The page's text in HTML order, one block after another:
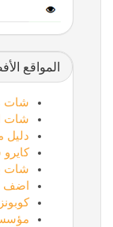
المواقع
شات
شات
دليل
شات
اضف
كوبونزا